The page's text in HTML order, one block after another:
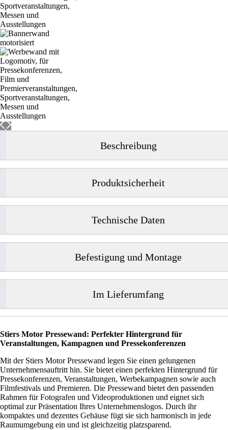
Beschreibung
Produktsicherheit
Technische Daten
Befestigung und Montage
Im Lieferumfang
Stiers Motor Pressewand: Perfekter Hintergrund für
Veranstaltungen, Kampagnen und Pressekonferenzen
Mit der Stiers Motor Pressewand legen Sie einen gelungenen
Unternehmensauftritt hin. Sie bietet einen perfekten Hintergrund für
Pressekonferenzen, Veranstaltungen, Werbekampagnen sowie auch
Filmfestivals und Premieren. Die Pressewand bietet den passenden
Rahmen für Fotografen und Videoproduktionen und eignet sich
optimal zur Präsentation Ihres Unternehmenslogos. Durch ihr
kompaktes und dezentes Gehäuse fügt sie sich harmonisch in jede
Raumumgebung ein und ist gleichzeitig platzsparend.